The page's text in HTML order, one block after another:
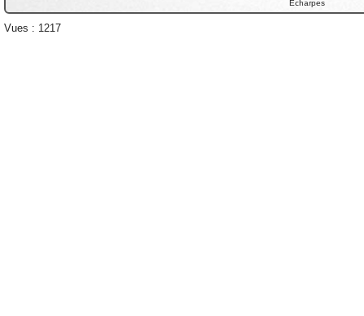
Echarpes
Vues : 1217